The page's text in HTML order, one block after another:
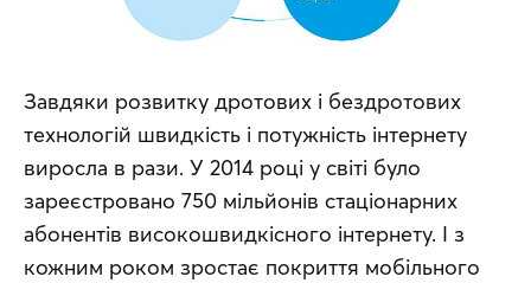
Завдяки розвитку дротових і бездротових
технологій швидкість і потужність інтернету
виросла в рази. У 2014 році у світі було
зареєстровано 750 мільйонів стаціонарних
абонентів високошвидкісного інтернету. І з
кожним роком зростає покриття мобільного